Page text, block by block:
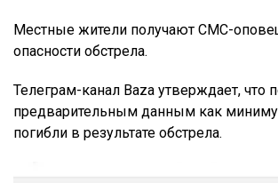
Местные жители получают СМС-
опасности обстрела.
Телеграм-канал Baza утверждает, что
предварительным данным как
погибли в результате обстрела.